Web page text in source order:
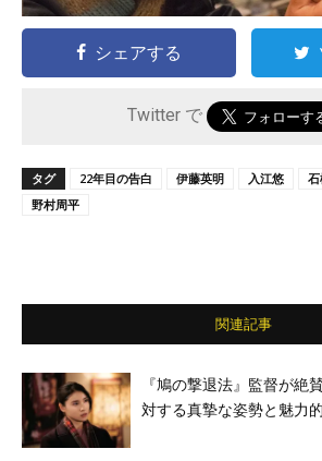
シェアする
Twitter で
タグ 22年目の告白 伊藤英明 入江悠
野村周平
関連記事
『鳩の撃退法』監督が絶
対する真摯な姿勢と魅力